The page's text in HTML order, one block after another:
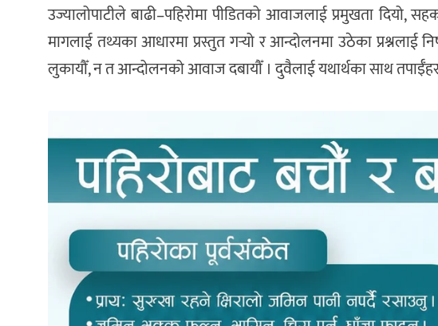
उज्यालोपाटीले बाढी–पहिरोमा पीडितको आवाजलाई प्रमुखता दियो,
मागलाई तथ्यका आधारमा प्रस्तुत गर्‍यो र आन्दोलनमा उठेका प्रश्नलाई
लुकायौँ, न त आन्दोलनको आवाज दबायौँ । दुवैलाई यथार्थका साथ